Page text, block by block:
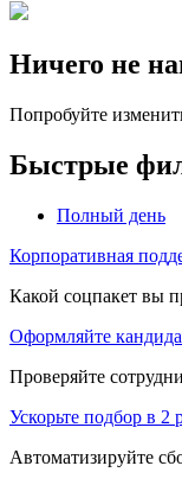
Ничего не
Попробуйте
Быстрые
Полный день
Корпоративная
Какой соцпакет вы
Оформляйте
Проверяйте
Ускорьте подбор в 2
Автоматизируйте